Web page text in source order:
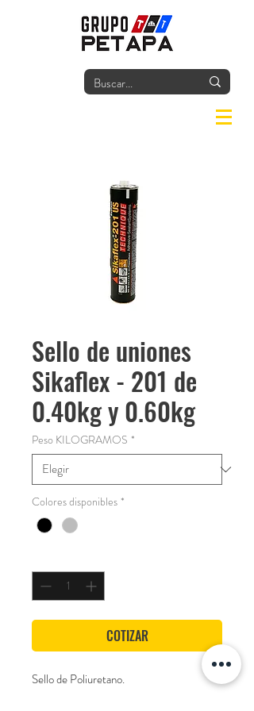
Sello de uniones
Sikaflex - 201 de
0.40kg y 0.60kg
Peso KILOGRAMOS *
Colores disponibles *
COTIZAR
Sello de Poliuretano.